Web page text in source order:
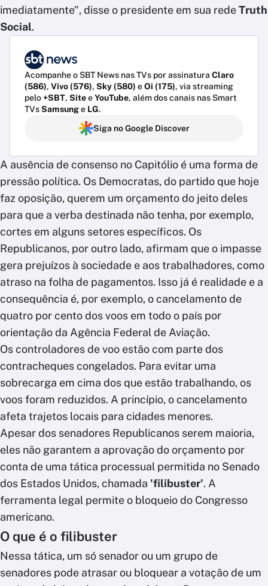
imediatamente", disse o presidente em sua redeTruth
Social.
Acompanhe o SBT News nas TVs por assinatura Claro
(586), Vivo (576), Sky (580) eOi (175), via streaming
pelo+SBT, SiteeYouTube, além dos canais nas Smart
TVsSamsunge LG.
Siga no Google Discover
A ausência de consenso no Capitólio é uma forma de
pressão política. Os Democratas, do partido que hoje
faz oposição, querem um orçamento do jeito deles
para que a verba destinada não tenha, por exemplo,
cortes em alguns setores específicos. Os
Republicanos, por outro lado, afirmam que o impasse
gera prejuízos à sociedade e aos trabalhadores, como
atraso na folha de pagamentos. Isso já é realidade e a
consequência é, por exemplo, o cancelamento de
quatro por cento dos voos em todo o país por
orientação da Agência Federal de Aviação.
Os controladores de voo estão com parte dos
contracheques congelados. Para evitar uma
sobrecarga em cima dos que estão trabalhando, os
voos foram reduzidos. A princípio, o cancelamento
afeta trajetos locais para cidades menores.
Apesar dos senadores Republicanos serem maioria,
eles não garantem a aprovação do orçamento por
conta de uma tática processual permitida no Senado
dos Estados Unidos, chamada 'filibuster'. A
ferramenta legal permite o bloqueio do Congresso
americano.
O que é o filibuster
Nessa tática, um só senador ou um grupo de
senadores pode atrasar ou bloquear a votação de um